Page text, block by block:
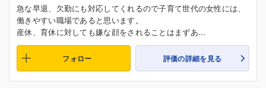
急な早退、欠勤にも対応してくれるので子育て世代の女性には、
働きやすい職場であると思います。
産休、育休に対しても嫌な顔をされることはまずあ...
フォロー 評価の詳細を見る